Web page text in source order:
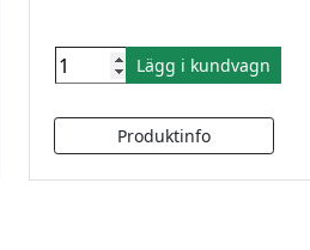
Lägg i kundvagn